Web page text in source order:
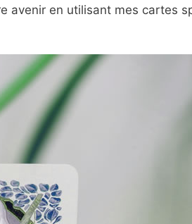
avenir en utilisant mes cartes